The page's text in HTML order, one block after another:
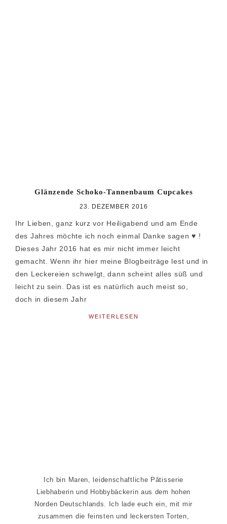
Glänzende Schoko-Tannenbaum Cupcakes
23. DEZEMBER 2016
Ihr Lieben, ganz kurz vor Heiligabend und am Ende
des Jahres möchte ich noch einmal Danke sagen ♥ !
Dieses Jahr 2016 hat es mir nicht immer leicht
gemacht. Wenn ihr hier meine Blogbeiträge lest und in
den Leckereien schwelgt, dann scheint alles süß und
leicht zu sein. Das ist es natürlich auch meist so,
doch in diesem Jahr
WEITERLESEN
Ich bin Maren, leidenschaftliche Pâtisserie
Liebhaberin und Hobbybäckerin aus dem hohen
Norden Deutschlands. Ich lade euch ein, mit mir
zusammen die feinsten und leckersten Torten,